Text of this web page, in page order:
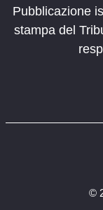
Pubblicazione
stampa del
©